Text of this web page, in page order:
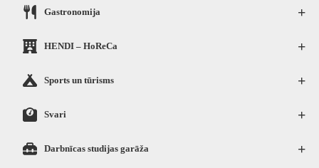
+
Gastronomija
+
HENDI – HoReCa
+
Sports un tūrisms
+
Svari
+
Darbnīcas studijas garāža